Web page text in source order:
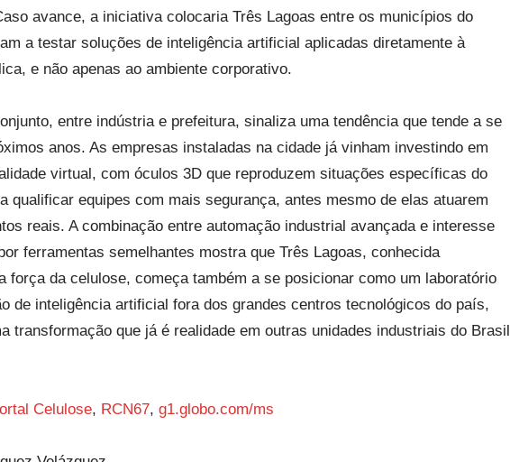
avance, a iniciativa colocaria Três Lagoas entre os municípios do
a testar soluções de inteligência artificial aplicadas diretamente à
e não apenas ao ambiente corporativo.
entre indústria e prefeitura, sinaliza uma tendência que tende a se
anos. As empresas instaladas na cidade já vinham investindo em
virtual, com óculos 3D que reproduzem situações específicas do
qualificar equipes com mais segurança, antes mesmo de elas atuarem
reais. A combinação entre automação industrial avançada e interesse
ferramentas semelhantes mostra que Três Lagoas, conhecida
força da celulose, começa também a se posicionar como um laboratório
de inteligência artificial fora dos grandes centros tecnológicos do país,
transformação que já é realidade em outras unidades industriais do Brasil
Celulose, RCN67, g1.globo.com/ms